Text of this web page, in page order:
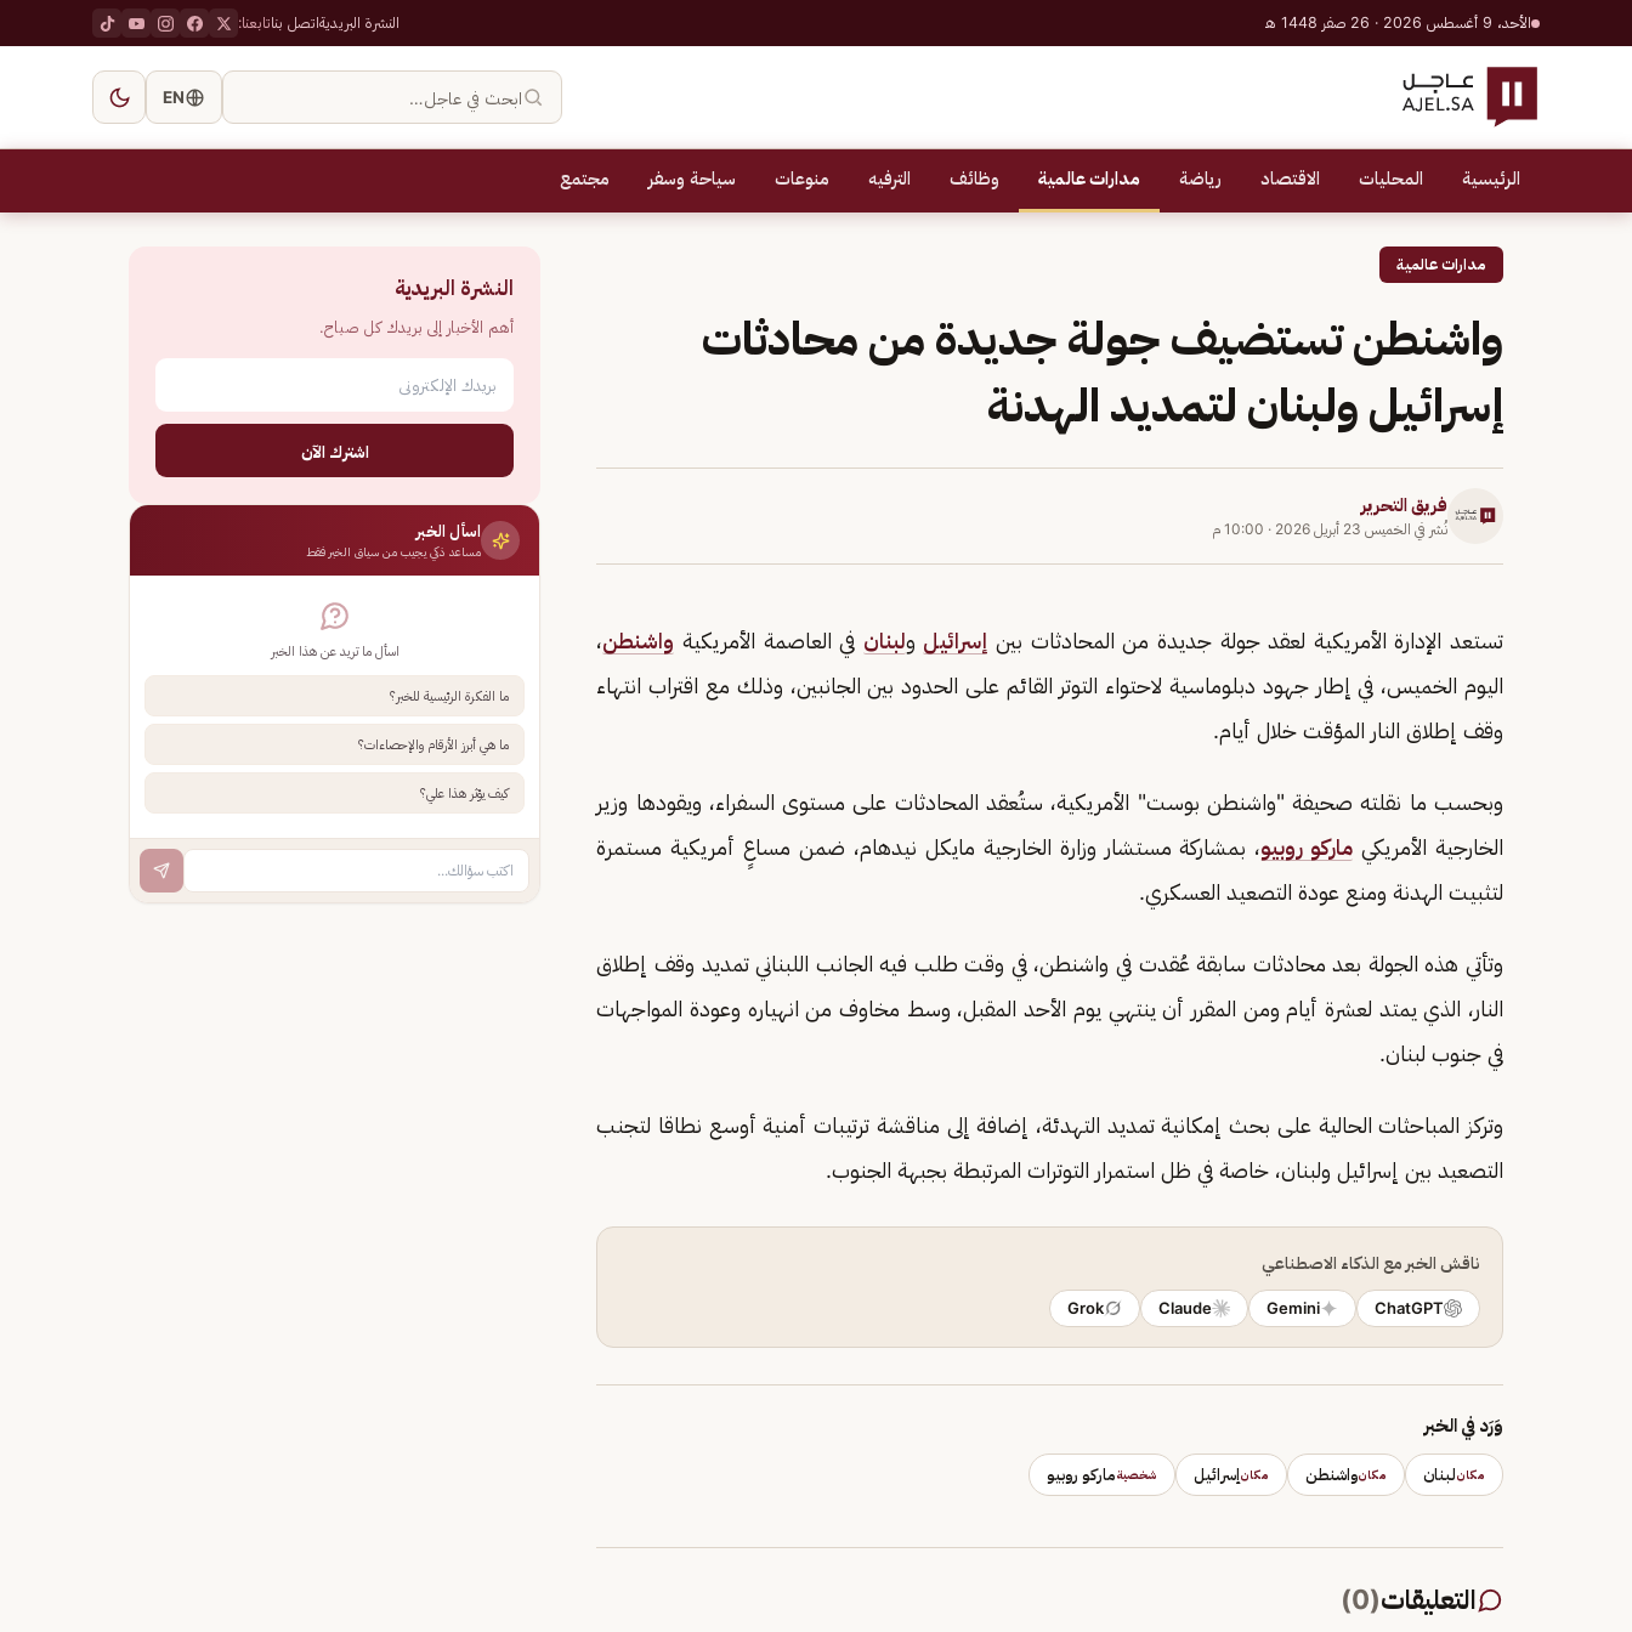
الأحد، 9 أغسطس 2026 · 26 صفر 1448 هـ النشرة البريديةاتصل بناتابعنا:
ابحث في عاجل… EN
الرئيسية المحليات الاقتصاد رياضة مدارات عالمية وظائف الترفيه منوعات سياحة وسفر مجتمع
مدارات عالمية
واشنطن تستضيف جولة جديدة من محادثات
إسرائيل ولبنان لتمديد الهدنة
فريق التحرير
نُشر في الخميس 23 أبريل 2026 · 10:00 م
تستعد الإدارة الأمريكية لعقد جولة جديدة من المحادثات بين إسرائيل ولبنان في العاصمة الأمريكية واشنطن،
اليوم الخميس، في إطار جهود دبلوماسية لاحتواء التوتر القائم على الحدود بين الجانبين، وذلك مع اقتراب انتهاء
وقف إطلاق النار المؤقت خلال أيام.
وبحسب ما نقلته صحيفة "واشنطن بوست" الأمريكية، ستُعقد المحادثات على مستوى السفراء، ويقودها وزير
الخارجية الأمريكي ماركو روبيو، بمشاركة مستشار وزارة الخارجية مايكل نيدهام، ضمن مساعٍ أمريكية مستمرة
لتثبيت الهدنة ومنع عودة التصعيد العسكري.
وتأتي هذه الجولة بعد محادثات سابقة عُقدت في واشنطن، في وقت طلب فيه الجانب اللبناني تمديد وقف إطلاق
النار، الذي يمتد لعشرة أيام ومن المقرر أن ينتهي يوم الأحد المقبل، وسط مخاوف من انهياره وعودة المواجهات
في جنوب لبنان.
وتركز المباحثات الحالية على بحث إمكانية تمديد التهدئة، إضافة إلى مناقشة ترتيبات أمنية أوسع نطاقا لتجنب
التصعيد بين إسرائيل ولبنان، خاصة في ظل استمرار التوترات المرتبطة بجبهة الجنوب.
ناقش الخبر مع الذكاء الاصطناعي
ChatGPT
Gemini
Claude
Grok
وَرَد في الخبر
مكانلبنان مكانواشنطن مكانإسرائيل شخصيةماركو روبيو
التعليقات(
0
)
النشرة البريدية
أهم الأخبار إلى بريدك كل صباح.
اشترك الآن
اسأل الخبر
مساعد ذكي يجيب من سياق الخبر فقط
اسأل ما تريد عن هذا الخبر
ما الفكرة الرئيسية للخبر؟
ما هي أبرز الأرقام والإحصاءات؟
كيف يؤثر هذا علي؟